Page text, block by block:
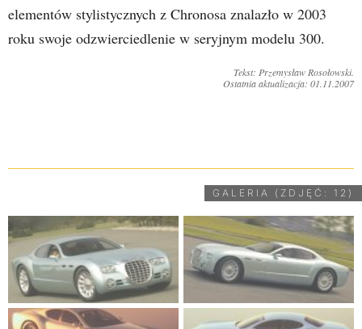
elementów stylistycznych z Chronosa znalazło w 2003
roku swoje odzwierciedlenie w seryjnym modelu 300.
Tekst: Przemysław Rosołowski.
Ostatnia aktualizacja: 01.11.2007
GALERIA (ZDJĘĆ: 12)